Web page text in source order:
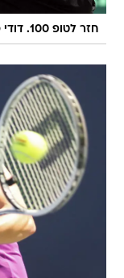
חזר לטופ 100. דודי סלע